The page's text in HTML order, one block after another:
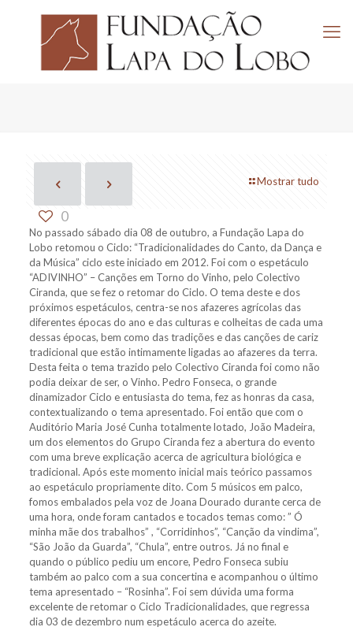
Mostrar tudo
0
No passado sábado dia 08 de outubro, a Fundação Lapa do
Lobo retomou o Ciclo: “Tradicionalidades do Canto, da Dança e
da Música” ciclo este iniciado em 2012. Foi com o espetáculo
“ADIVINHO” – Canções em Torno do Vinho, pelo Colectivo
Ciranda, que se fez o retomar do Ciclo. O tema deste e dos
próximos espetáculos, centra-se nos afazeres agrícolas das
diferentes épocas do ano e das culturas e colheitas de cada uma
dessas épocas, bem como das tradições e das canções de cariz
tradicional que estão intimamente ligadas ao afazeres da terra.
Desta feita o tema trazido pelo Colectivo Ciranda foi como não
podia deixar de ser, o Vinho. Pedro Fonseca, o grande
dinamizador Ciclo e entusiasta do tema, fez as honras da casa,
contextualizando o tema apresentado. Foi então que com o
Auditório Maria José Cunha totalmente lotado, João Madeira,
um dos elementos do Grupo Ciranda fez a abertura do evento
com uma breve explicação acerca de agricultura biológica e
tradicional. Após este momento inicial mais teórico passamos
ao espetáculo propriamente dito. Com 5 músicos em palco,
fomos embalados pela voz de Joana Dourado durante cerca de
uma hora, onde foram cantados e tocados temas como: ” Ó
minha mãe dos trabalhos” , “Corridinhos”, “Canção da vindima”,
“São João da Guarda”, “Chula”, entre outros. Já no final e
quando o público pediu um encore, Pedro Fonseca subiu
também ao palco com a sua concertina e acompanhou o último
tema apresentado – “Rosinha”. Foi sem dúvida uma forma
excelente de retomar o Ciclo Tradicionalidades, que regressa
dia 03 de dezembro num espetáculo acerca do azeite.